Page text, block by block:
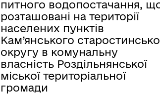
питного водопостачання,
розташовані на території
населених пунктів
Кам’янського
округу в комунальну
власність Роздільнянської
міської територіальної
громади